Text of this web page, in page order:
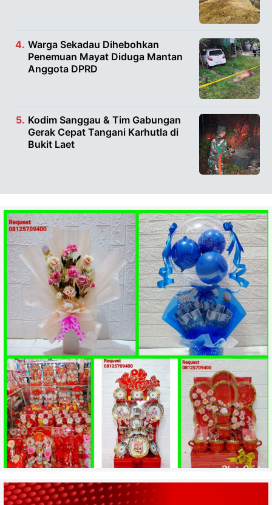
Warga Sekadau Dihebohkan
Penemuan Mayat Diduga Mantan
Anggota DPRD
Kodim Sanggau & Tim Gabungan
Gerak Cepat Tangani Karhutla di
Bukit Laet